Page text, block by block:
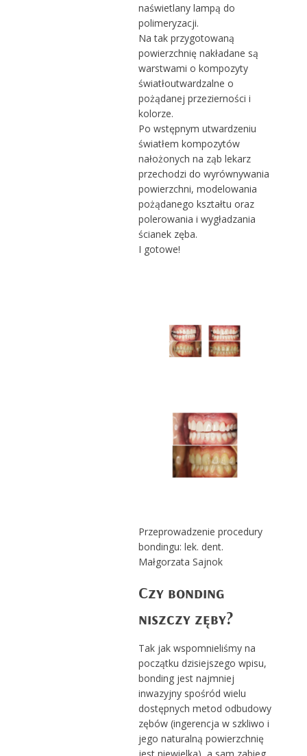
naświetlany lampą do
polimeryzacji.
Na tak przygotowaną
powierzchnię nakładane są
warstwami o kompozyty
światłoutwardzalne o
pożądanej przezierności i
kolorze.
Po wstępnym utwardzeniu
światłem kompozytów
nałożonych na ząb lekarz
przechodzi do wyrównywania
powierzchni, modelowania
pożądanego kształtu oraz
polerowania i wygładzania
ścianek zęba.
I gotowe!
Przeprowadzenie procedury
bondingu: lek. dent.
Małgorzata Sajnok
Czy bonding
niszczy zęby?
Tak jak wspomnieliśmy na
początku dzisiejszego wpisu,
bonding jest najmniej
inwazyjny spośród wielu
dostępnych metod odbudowy
zębów (ingerencja w szkliwo i
jego naturalną powierzchnię